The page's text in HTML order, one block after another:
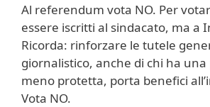
Al referendum vota NO. Per
essere iscritti al sindacato, ma a
Ricorda: rinforzare le tutele
giornalistico, anche di chi ha una
meno protetta, porta benefici
Vota NO.